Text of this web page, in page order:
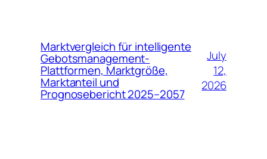
Marktvergleich für intelligente
Gebotsmanagement-
Plattformen, Marktgröße,
Marktanteil und
Prognosebericht 2025–2057
July
12,
2026